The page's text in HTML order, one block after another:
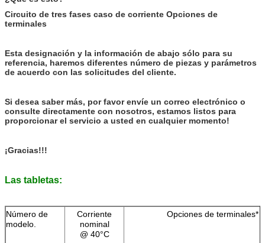
eléctricas de
función de las
emisiones de
siguientes
medidas:
Tipo de paquete
Temperatura del
Frecuencia
Pérdida de
Rango de
temperatura
25 / 085 / 21 Precio Negociable
Combustibilidad
Se aplican las
siguientes
Circuito de tres fases caso de corriente Opciones de
terminales
Esta designación y la información de abajo sólo para su
referencia, haremos diferentes número de piezas y parámetros
de acuerdo con las solicitudes del cliente.
Si desea saber más, por favor envíe un correo electrónico o
consulte directamente con nosotros, estamos listos para
proporcionar el servicio a usted en cualquier momento!
¡Gracias!!!
Las tabletas:
Número de
modelo.
Corriente
nominal
@ 40°C
Opciones de terminales*